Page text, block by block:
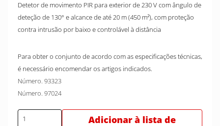
Detetor de movimento PIR para exterior de 230 V com ângulo de
deteção de 130° e alcance de até 20 m (450 m²), com proteção
contra intrusão por baixo e controlável à distância
Para obter o conjunto de acordo com as especificações técnicas,
é necessário encomendar os artigos indicados.
Número. 93323
Número. 97024
Adicionar à lista de